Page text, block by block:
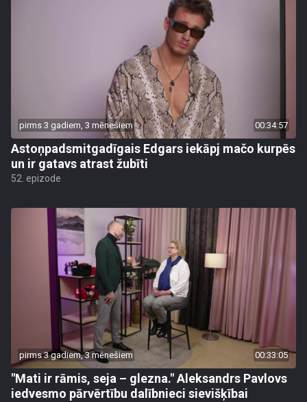
pirms 3 gadiem, 3 mēnešiem 00:34:57
Astoņpadsmitgadīgais Edgars iekāpj mačo kurpēs
un ir gatavs atrast žubīti
52. epizode
pirms 3 gadiem, 3 mēnešiem 00:33:05
"Mati ir rāmis, seja – glezna." Aleksandrs Pavlovs
iedvesmo pārvērtību dalībnieci sievišķībai